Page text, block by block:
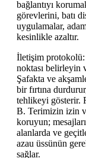
bağlantıyı
görevlerini, batı
uygulamalar,
kesinlikle azaltır.
İletişim
noktası belirleyin
Şafakta ve
bir fırtına
tehlikeyi gösterir.
B. Terimizin izin
koruyun;
alanlarda ve
azau üssünün
sağlar.